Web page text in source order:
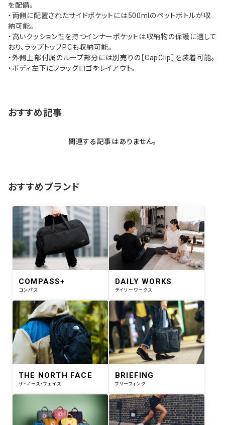
を配備。
・両側に配置されたサイドポケットには500mlのペットボトルが収
納可能。
・高いクッション性を持つインナーポケットは収納物の保護に適して
おり、ラップトップPCも収納可能。
・外側上部付属のループ部分には別売りの［CapClip］を装着可能。
・ボディ左下にフラッグロゴをレイアウト。
おすすめ記事
関連する記事はありません。
おすすめブランド
COMPASS+
コンパス
DAILY WORKS
デイリーワークス
THE NORTH FACE
ザ・ノース・フェイス
BRIEFING
ブリーフィング